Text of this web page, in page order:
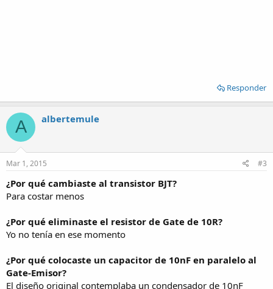
Responder
A albertemule
Mar 1, 2015 #3
¿Por qué cambiaste al transistor BJT?
Para costar menos
¿Por qué eliminaste el resistor de Gate de 10R?
Yo no tenía en ese momento
¿Por qué colocaste un capacitor de 10nF en paralelo al
Gate-Emisor?
El diseño original contemplaba un condensador de 10nF